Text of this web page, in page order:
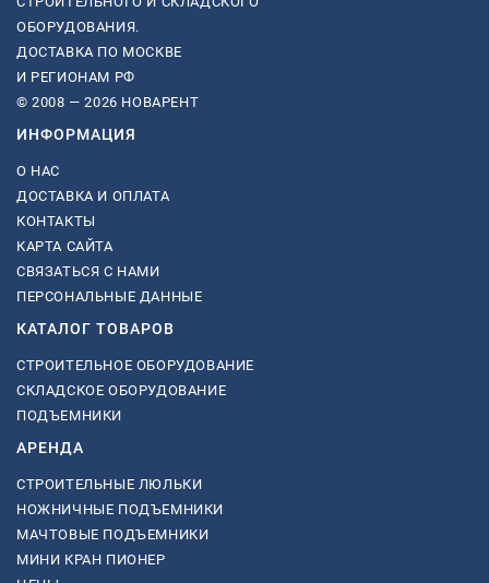
ОБОРУДОВАНИЯ.
ДОСТАВКА ПО МОСКВЕ
И РЕГИОНАМ РФ
© 2008 — 2026 НОВАРЕНТ
ИНФОРМАЦИЯ
О НАС
ДОСТАВКА И ОПЛАТА
КОНТАКТЫ
КАРТА САЙТА
СВЯЗАТЬСЯ С НАМИ
ПЕРСОНАЛЬНЫЕ ДАННЫЕ
КАТАЛОГ ТОВАРОВ
СТРОИТЕЛЬНОЕ ОБОРУДОВАНИЕ
СКЛАДСКОЕ ОБОРУДОВАНИЕ
ПОДЪЕМНИКИ
АРЕНДА
СТРОИТЕЛЬНЫЕ ЛЮЛЬКИ
НОЖНИЧНЫЕ ПОДЪЕМНИКИ
МАЧТОВЫЕ ПОДЪЕМНИКИ
МИНИ КРАН ПИОНЕР